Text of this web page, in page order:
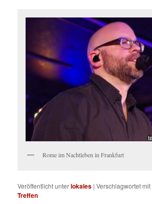
Rome im Nachtleben in Frankfurt
Veröffentlicht unterlokales |Verschlagwortet mit
Treffen